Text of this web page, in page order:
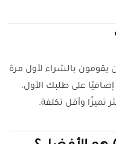
يقومون بالشراء لأول مرة
على طلبك الأول،
تميزًا وأقل تكلفة.